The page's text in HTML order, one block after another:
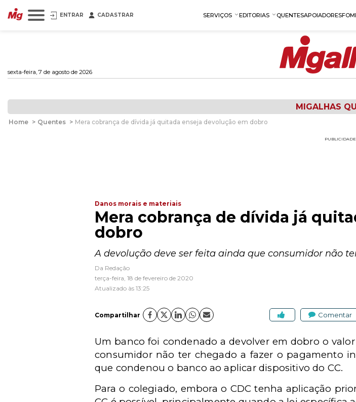
ENTRAR CADASTRAR SERVIÇOS EDITORIAS QUENTESAPOIADORES
sexta-feira, 7 de agosto de 2026
MIGALHAS
Home > Quentes > Mera cobrança de dívida já quitada enseja devolução em dobro
PUBLICIDADE
Danos morais e materiais
Mera cobrança de dívida já
dobro
A devolução deve ser feita ainda que consumidor não
Da Redação
terça-feira, 18 de fevereiro de 2020
Atualizado às 13:25
Compartilhar Comentar
Um banco foi condenado a devolver em dobro o
consumidor não ter chegado a fazer o pagamento
que condenou o banco ao aplicar dispositivo do CC.
Para o colegiado, embora o CDC tenha aplicação